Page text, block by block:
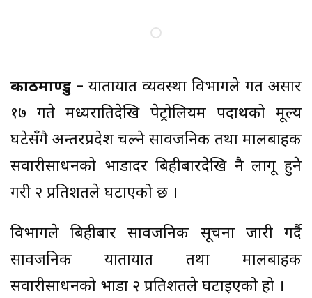
काठमाण्डु – यातायात व्यवस्था विभागले गत असार
१७ गते मध्यरातिदेखि पेट्रोलियम पदार्थको मूल्य
घटेसँगै अन्तरप्रदेश चल्ने सार्वजनिक तथा मालबाहक
सवारीसाधनको भाडादर बिहीबारदेखि नै लागू हुने
गरी २ प्रतिशतले घटाएको छ ।
विभागले बिहीबार सार्वजनिक सूचना जारी गर्दै
सार्वजनिक यातायात तथा मालबाहक
सवारीसाधनको भाडा २ प्रतिशतले घटाइएको हो ।